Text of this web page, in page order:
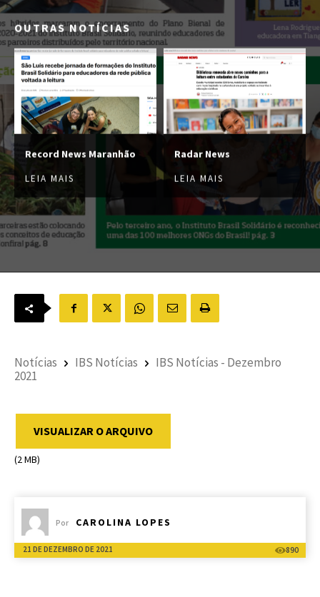
OUTRAS NOTÍCIAS
Record News Maranhão
LEIA MAIS
Radar News
LEIA MAIS
Notícias IBS Notícias
IBS Notícias - Dezembro
2021
VISUALIZAR O ARQUIVO
(2 MB)
Por CAROLINA LOPES
21 DE DEZEMBRO DE 2021 890